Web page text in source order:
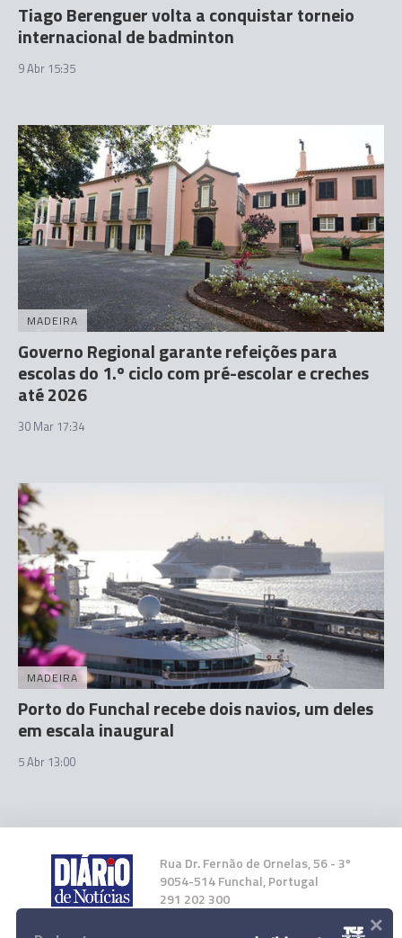
Tiago Berenguer volta a conquistar torneio
internacional de badminton
9 Abr 15:35
MADEIRA
Governo Regional garante refeições para
escolas do 1.º ciclo com pré-escolar e creches
até 2026
30 Mar 17:34
MADEIRA
Porto do Funchal recebe dois navios, um deles
em escala inaugural
5 Abr 13:00
Rua Dr. Fernão de Ornelas, 56 - 3º
9054-514 Funchal, Portugal
291 202 300
×